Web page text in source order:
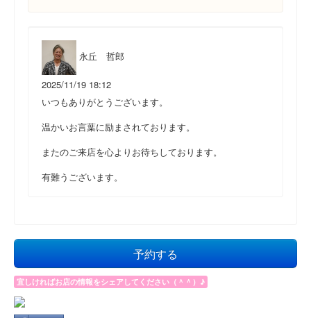
永丘 哲郎
2025/11/19 18:12
いつもありがとうございます。
温かいお言葉に励まされております。
またのご来店を心よりお待ちしております。
有難うございます。
予約する
宜しければお店の情報をシェアしてください（＾＾）♪